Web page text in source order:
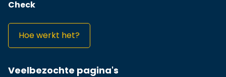
Hoe werkt het?
Veelbezochte pagina's